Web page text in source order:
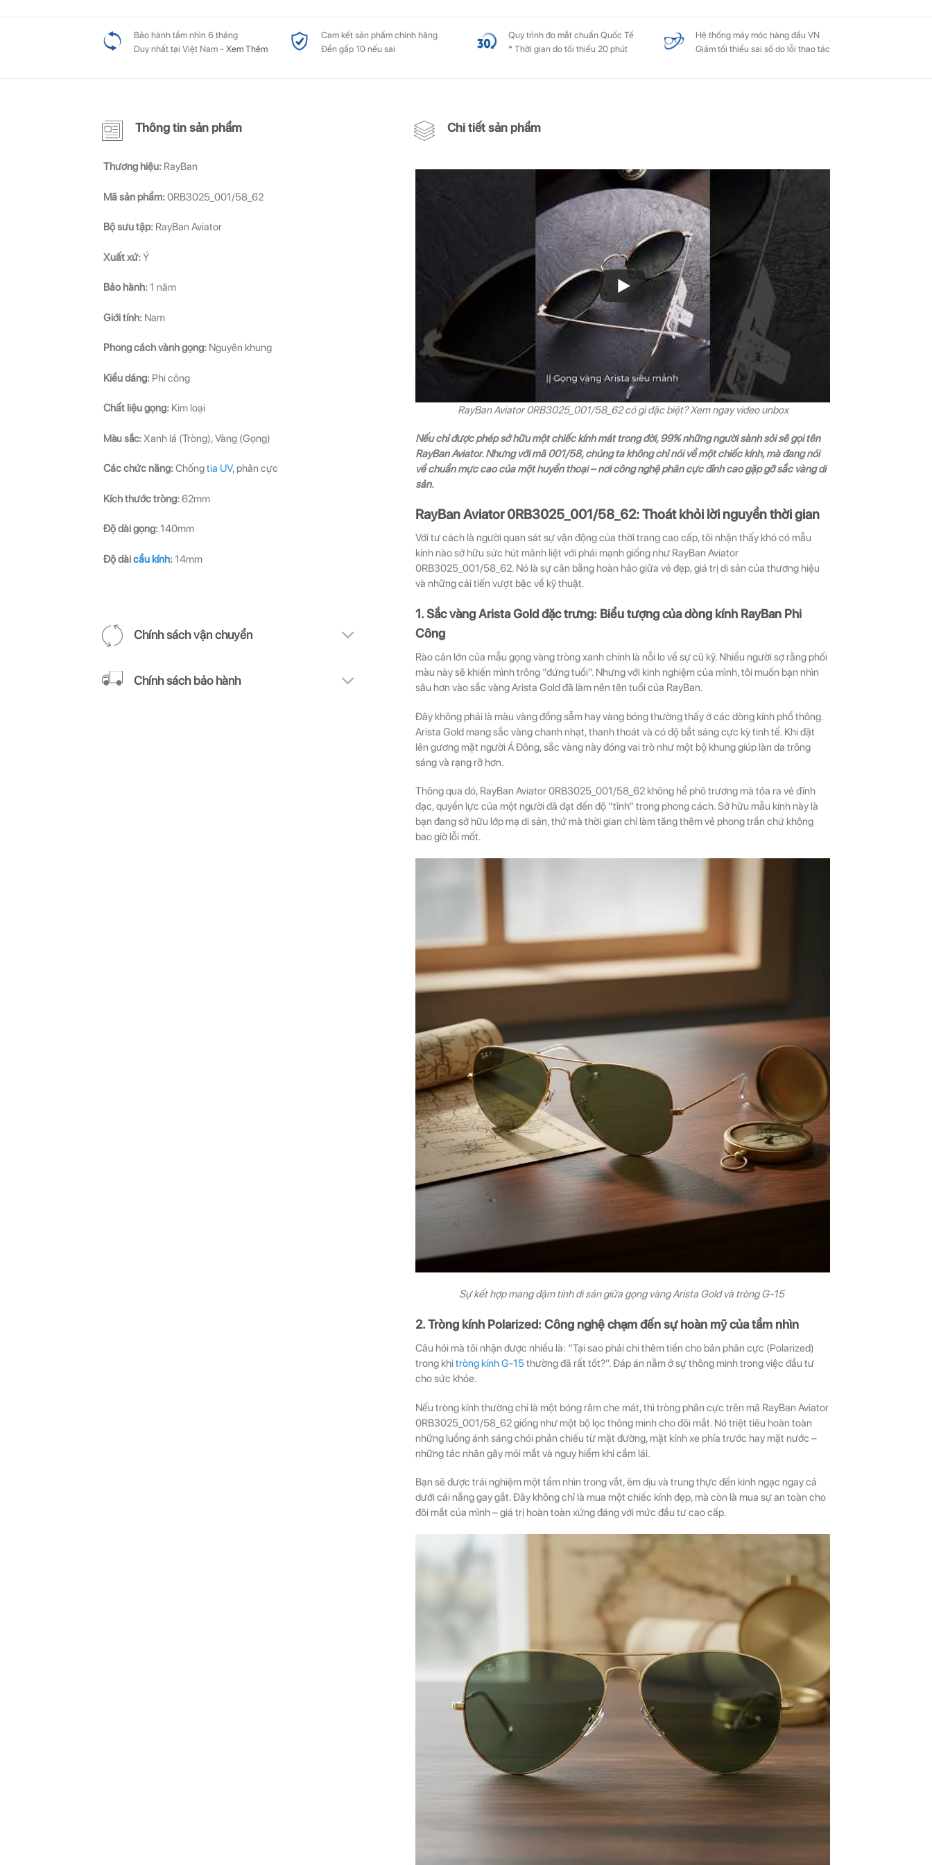
Bảo hành tầm nhìn 6 tháng
Duy nhất tại Việt Nam - Xem Thêm
Cam kết sản phẩm chính hãng
Đền gấp 10 nếu sai
Quy trình đo mắt chuẩn Quốc Tế
* Thời gian đo tối thiểu 20 phút
Hệ thống máy móc hàng đầu VN
Giảm tối thiểu sai số do lỗi thao tác
Thông tin sản phẩm
Thương hiệu: RayBan
Mã sản phẩm:0RB3025_001/58_62
Bộ sưu tập: RayBan Aviator
Xuất xứ:Ý
Bảo hành:1 năm
Giới tính: Nam
Phong cách vành gọng: Nguyên khung
Kiểu dáng: Phi công
Chất liệu gọng: Kim loại
Màu sắc:Xanh lá (Tròng), Vàng (Gọng)
Các chức năng:Chốngtia UV, phân cực
Kích thước tròng:62mm
Độ dài gọng:140mm
Độ dàicầu kính:14mm
Chính sách vận chuyển
Chính sách bảo hành
Chi tiết sản phẩm
RayBan Aviator 0RB3025_001/58_62 có gì đặc biệt? Xem ngay video unbox
Nếu chỉ được phép sở hữu một chiếc kính mát trong đời, 99% những người sành sỏi sẽ gọi tên
RayBan Aviator. Nhưng với mã 001/58, chúng ta không chỉ nói về một chiếc kính, mà đang nói
về chuẩn mực cao của một huyền thoại – nơi công nghệ phân cực đỉnh cao gặp gỡ sắc vàng di
sản.
RayBan Aviator 0RB3025_001/58_62: Thoát khỏi lời nguyền thời gian
Với tư cách là người quan sát sự vận động của thời trang cao cấp, tôi nhận thấy khó có mẫu
kính nào sở hữu sức hút mãnh liệt với phái mạnh giống như RayBan Aviator
0RB3025_001/58_62. Nó là sự cân bằng hoàn hảo giữa vẻ đẹp, giá trị di sản của thương hiệu
và những cải tiến vượt bậc về kỹ thuật.
1. Sắc vàng Arista Gold đặc trưng: Biểu tượng của dòng kính RayBan Phi
Công
Rào cản lớn của mẫu gọng vàng tròng xanh chính là nỗi lo về sự cũ kỹ. Nhiều người sợ rằng phối
màu này sẽ khiến mình trông “đứng tuổi”. Nhưng với kinh nghiệm của mình, tôi muốn bạn nhìn
sâu hơn vào sắc vàng Arista Gold đã làm nên tên tuổi của RayBan.
Đây không phải là màu vàng đồng sẫm hay vàng bóng thường thấy ở các dòng kính phổ thông.
Arista Gold mang sắc vàng chanh nhạt, thanh thoát và có độ bắt sáng cực kỳ tinh tế. Khi đặt
lên gương mặt người Á Đông, sắc vàng này đóng vai trò như một bộ khung giúp làn da trông
sáng và rạng rỡ hơn.
Thông qua đó, RayBan Aviator 0RB3025_001/58_62 không hề phô trương mà tỏa ra vẻ đĩnh
đạc, quyền lực của một người đã đạt đến độ “tĩnh” trong phong cách. Sở hữu mẫu kính này là
bạn đang sở hữu lớp mạ di sản, thứ mà thời gian chỉ làm tăng thêm vẻ phong trần chứ không
bao giờ lỗi mốt.
Sự kết hợp mang đậm tính di sản giữa gọng vàng Arista Gold và tròng G-15
2. Tròng kính Polarized: Công nghệ chạm đến sự hoàn mỹ của tầm nhìn
Câu hỏi mà tôi nhận được nhiều là: “Tại sao phải chi thêm tiền cho bản phân cực (Polarized)
trong khitròng kính G-15thường đã rất tốt?”. Đáp án nằm ở sự thông minh trong việc đầu tư
cho sức khỏe.
Nếu tròng kính thường chỉ là một bóng râm che mát, thì tròng phân cực trên mã RayBan Aviator
0RB3025_001/58_62 giống như một bộ lọc thông minh cho đôi mắt. Nó triệt tiêu hoàn toàn
những luồng ánh sáng chói phản chiếu từ mặt đường, mặt kính xe phía trước hay mặt nước –
những tác nhân gây mỏi mắt và nguy hiểm khi cầm lái.
Bạn sẽ được trải nghiệm một tầm nhìn trong vắt, êm dịu và trung thực đến kinh ngạc ngay cả
dưới cái nắng gay gắt. Đây không chỉ là mua một chiếc kính đẹp, mà còn là mua sự an toàn cho
đôi mắt của mình – giá trị hoàn toàn xứng đáng với mức đầu tư cao cấp.